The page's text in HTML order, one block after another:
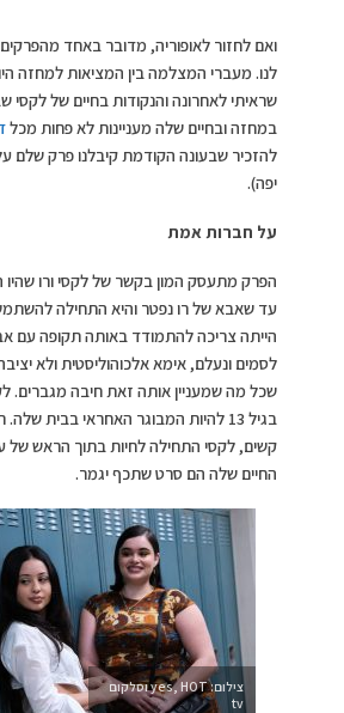
ואם לחזור לאופוריה, מדובר באחד מהפרקים
לנו. מעברי המצלמה בין המציאות למחזה
שראיתי לאחרונה והנקודות בחיים של לקסי
במחזה ובחיים שלה מעניינות לא פחות מכל
להזכיר שבעונה הקודמת קיבלנו פרק שלם על
יפה).
על חברות אמת
הפרק מתעסק המון בקשר של לקסי ורו שהיו
עד שאבא של רו נפטר והיא התחילה
הייתה צריכה להתמודד באותה תקופה עם
לסמים ונעלם, אימא אלכוהוליסטית ולא
שכל מה שמעניין אותה זאת חיבה מגברים.
בגיל 13 להיות המבוגר האחראי בבית
קשים, לקסי התחילה לחיות בתוך הראש של
החיים שלה הם סרט שתכף יגמר.
צילום: yes, HOT וסלקום
tv